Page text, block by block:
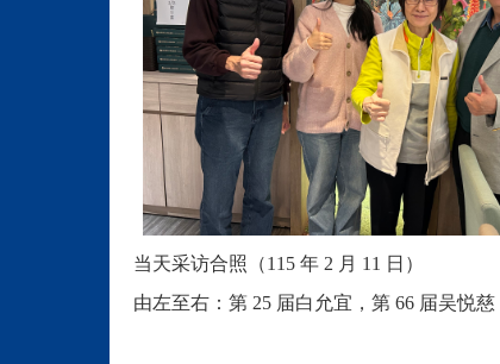
当天采访合照（115 年 2 月 11 日）
由左至右： 第 25 届白允宜 ，第 66 届吴悦慈